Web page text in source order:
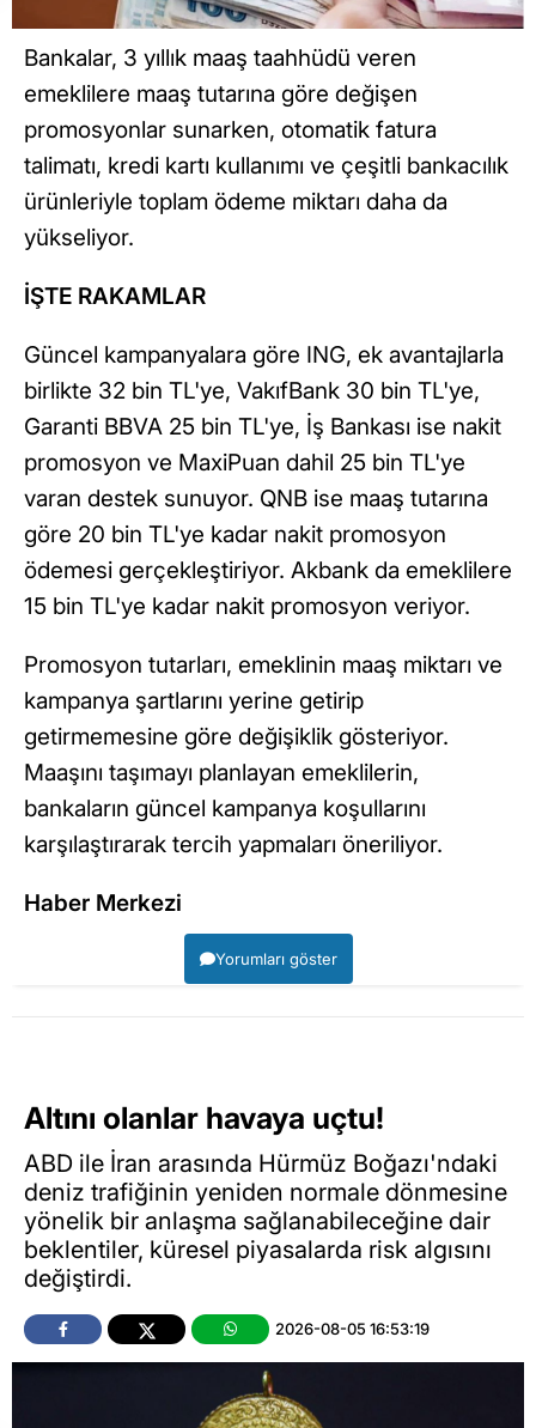
Bankalar, 3 yıllık maaş taahhüdü veren
emeklilere maaş tutarına göre değişen
promosyonlar sunarken, otomatik fatura
talimatı, kredi kartı kullanımı ve çeşitli bankacılık
ürünleriyle toplam ödeme miktarı daha da
yükseliyor.
İŞTE RAKAMLAR
Güncel kampanyalara göre ING, ek avantajlarla
birlikte 32 bin TL'ye, VakıfBank 30 bin TL'ye,
Garanti BBVA 25 bin TL'ye, İş Bankası ise nakit
promosyon ve MaxiPuan dahil 25 bin TL'ye
varan destek sunuyor. QNB ise maaş tutarına
göre 20 bin TL'ye kadar nakit promosyon
ödemesi gerçekleştiriyor. Akbank da emeklilere
15 bin TL'ye kadar nakit promosyon veriyor.
Promosyon tutarları, emeklinin maaş miktarı ve
kampanya şartlarını yerine getirip
getirmemesine göre değişiklik gösteriyor.
Maaşını taşımayı planlayan emeklilerin,
bankaların güncel kampanya koşullarını
karşılaştırarak tercih yapmaları öneriliyor.
Haber Merkezi
Yorumları göster
Altını olanlar havaya uçtu!
ABD ile İran arasında Hürmüz Boğazı'ndaki
deniz trafiğinin yeniden normale dönmesine
yönelik bir anlaşma sağlanabileceğine dair
beklentiler, küresel piyasalarda risk algısını
değiştirdi.
2026-08-05 16:53:19